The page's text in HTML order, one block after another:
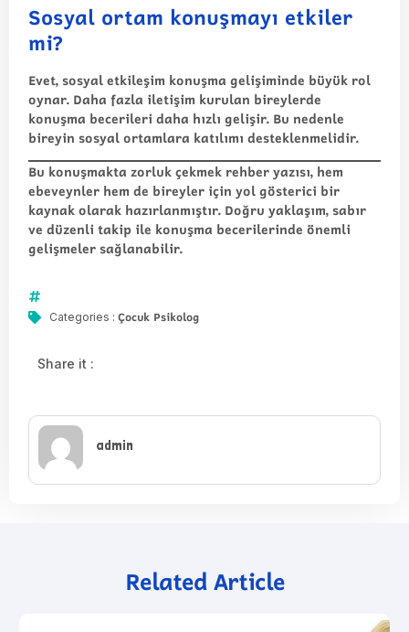
Sosyal ortam konuşmayı etkiler
mi?
Evet, sosyal etkileşim konuşma gelişiminde büyük rol
oynar. Daha fazla iletişim kurulan bireylerde
konuşma becerileri daha hızlı gelişir. Bu nedenle
bireyin sosyal ortamlara katılımı desteklenmelidir.
Bu konuşmakta zorluk çekmek rehber yazısı, hem
ebeveynler hem de bireyler için yol gösterici bir
kaynak olarak hazırlanmıştır. Doğru yaklaşım, sabır
ve düzenli takip ile konuşma becerilerinde önemli
gelişmeler sağlanabilir.
Categories : Çocuk Psikolog
Share it :
admin
Related Article